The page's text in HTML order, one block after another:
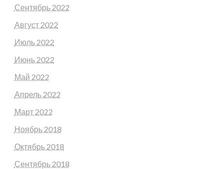
Сентябрь 2022
Август 2022
Июль 2022
Июнь 2022
Май 2022
Апрель 2022
Март 2022
Ноябрь 2018
Октябрь 2018
Сентябрь 2018